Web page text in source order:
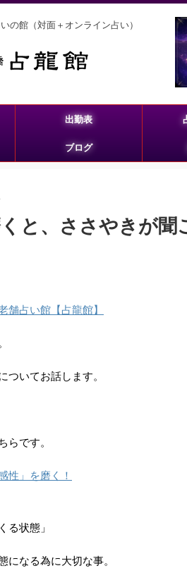
の館（対面＋オンライン占い）
出勤表
ブログ
と、ささやきが聞
舗占い館【占龍館】
ついてお話します。
らです。
性」を磨く！
る状態」
になる為に大切な事。